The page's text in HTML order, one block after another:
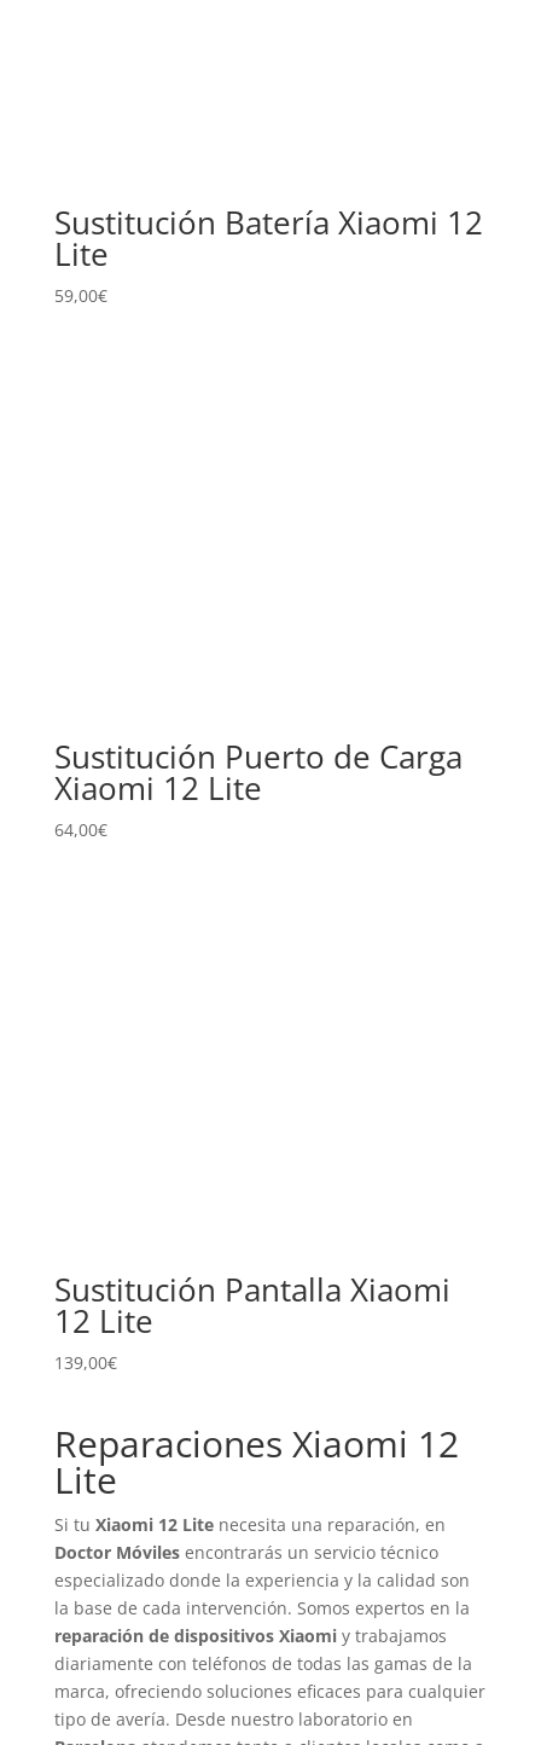
Sustitución Batería Xiaomi 12
Lite
59,00€
Sustitución Puerto de Carga
Xiaomi 12 Lite
64,00€
Sustitución Pantalla Xiaomi
12 Lite
139,00€
Reparaciones Xiaomi 12
Lite
Si tu Xiaomi 12 Litenecesita una reparación, en
Doctor Móvilesencontrarás un servicio técnico
especializado donde la experiencia y la calidad son
la base de cada intervención. Somos expertos en la
reparación de dispositivos Xiaomiy trabajamos
diariamente con teléfonos de todas las gamas de la
marca, ofreciendo soluciones eficaces para cualquier
tipo de avería. Desde nuestro laboratorio en